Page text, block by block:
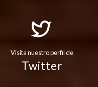
Visita nuestro perfil de
Twitter